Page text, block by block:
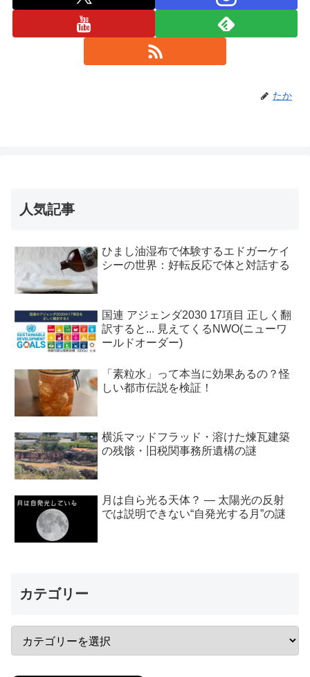
たか
人気記事
ひまし油湿布で体験するエドガーケイ
シーの世界：好転反応で体と対話する
国連 アジェンダ2030 17項目 正しく翻
訳すると... 見えてくるNWO(ニューワ
ールドオーダー)
「素粒水」って本当に効果あるの？怪
しい都市伝説を検証！
横浜マッドフラッド・溶けた煉瓦建築
の残骸・旧税関事務所遺構の謎
月は自ら光る天体？ ― 太陽光の反射
では説明できない“自発光する月”の謎
カテゴリー